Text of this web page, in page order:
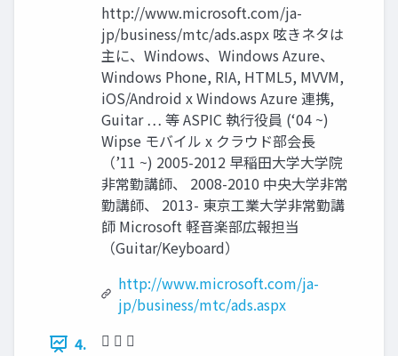
http://www.microsoft.com/ja-
jp/business/mtc/ads.aspx 呟きネタは
主に、Windows、Windows Azure、
Windows Phone, RIA, HTML5, MVVM,
iOS/Android x Windows Azure 連携,
Guitar … 等 ASPIC 執行役員 (‘04 ~)
Wipse モバイル x クラウド部会長
（’11 ~) 2005-2012 早稲田大学大学院
非常勤講師、 2008-2010 中央大学非常
勤講師、 2013- 東京工業大学非常勤講
師 Microsoft 軽音楽部広報担当
（Guitar/Keyboard）
http://www.microsoft.com/ja-
jp/business/mtc/ads.aspx
4.
  